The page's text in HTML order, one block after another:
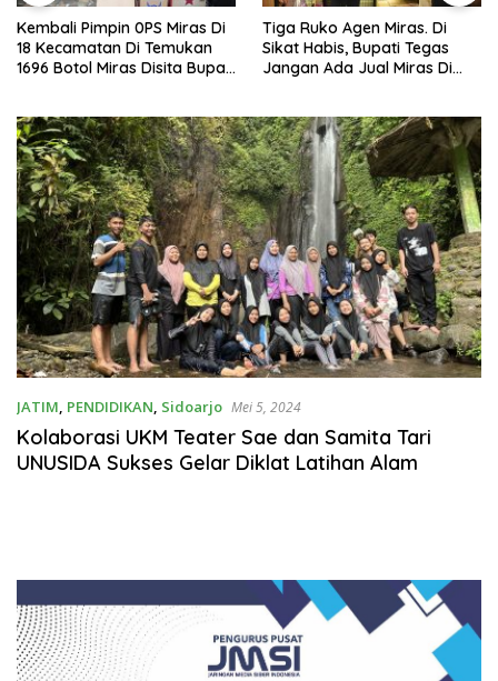
Kembali Pimpin 0PS Miras Di
18 Kecamatan Di Temukan
1696 Botol Miras Disita Bupati
Tiga Ruko Agen Miras. Di
Sikat Habis, Bupati Tegas
Jangan Ada Jual Miras Di
JATIM, PENDIDIKAN, Sidoarjo Mei 5, 2024
Kolaborasi UKM Teater Sae dan Samita Tari
UNUSIDA Sukses Gelar Diklat Latihan Alam